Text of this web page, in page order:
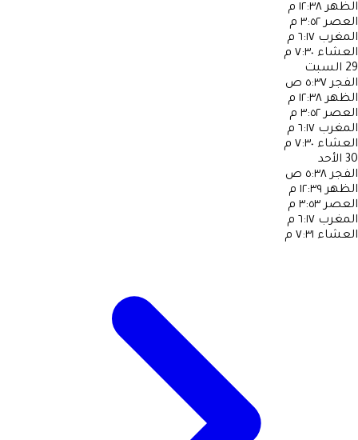
الظهر ١٢:٣٨ م
العصر ٣:٥٢ م
المغرب ٦:١٧ م
العشاء ٧:٣٠ م
29 السبت
الفجر ٥:٣٧ ص
الظهر ١٢:٣٨ م
العصر ٣:٥٢ م
المغرب ٦:١٧ م
العشاء ٧:٣٠ م
30 الأحد
الفجر ٥:٣٨ ص
الظهر ١٢:٣٩ م
العصر ٣:٥٣ م
المغرب ٦:١٧ م
العشاء ٧:٣١ م